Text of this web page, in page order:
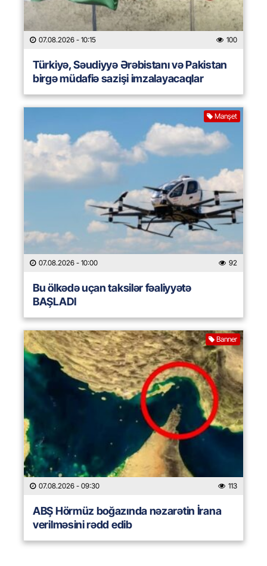
07.08.2026 - 10:15 100
Türkiyə, Səudiyyə Ərəbistanı və Pakistan
birgə müdafiə sazişi imzalayacaqlar
Manşet
07.08.2026 - 10:00 92
Bu ölkədə uçan taksilər fəaliyyətə
BAŞLADI
Banner
07.08.2026 - 09:30 113
ABŞ Hörmüz boğazında nəzarətin İrana
verilməsini rədd edib